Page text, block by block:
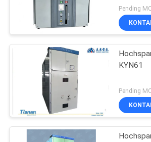
kV-
bei 50/
Pending
KYN61
Pending